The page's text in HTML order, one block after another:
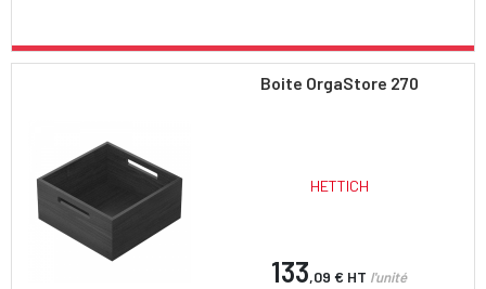
Boite OrgaStore 270
HETTICH
133,09 € HT l'unité